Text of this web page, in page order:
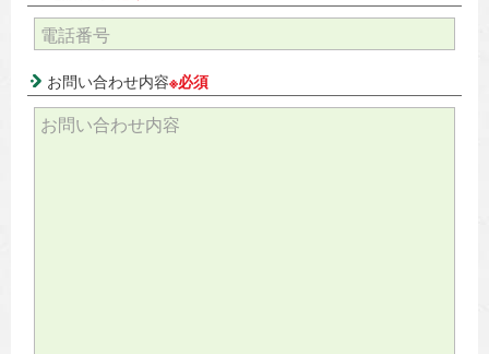
お問い合わせ内容※必須